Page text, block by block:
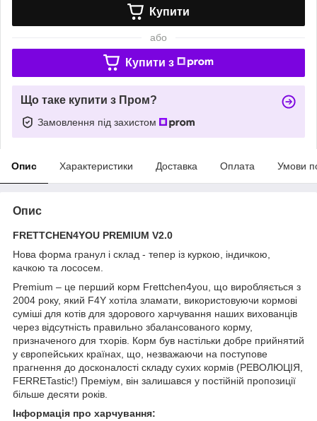
Купити
або
Купити з
Що таке купити з Пром?
Замовлення під захистом
Опис Характеристики Доставка Оплата Умови
Опис
FRETTCHEN4YOU PREMIUM V2.0
Нова форма гранул і склад - тепер із куркою, індичкою,
качкою та лососем.
Premium – це перший корм Frettchen4you, що виробляється з
2004 року, який F4Y хотіла зламати, використовуючи кормові
суміші для котів для здорового харчування наших вихованців
через відсутність правильно збалансованого корму,
призначеного для тхорів. Корм був настільки добре прийнятий
у європейських країнах, що, незважаючи на поступове
прагнення до досконалості складу сухих кормів (РЕВОЛЮЦІЯ,
FERRETastic!) Преміум, він залишався у постійній пропозиції
більше десяти років.
Інформація про харчування: